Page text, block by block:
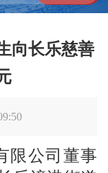
向长乐慈善
限公司董事